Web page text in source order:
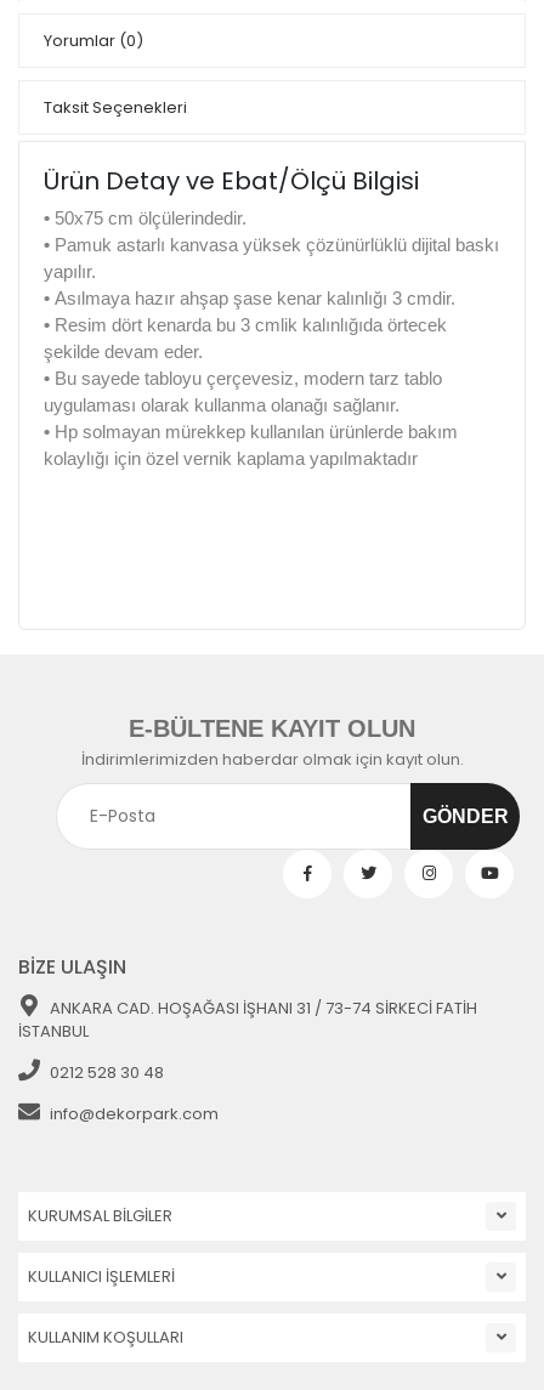
Yorumlar (0)
Taksit Seçenekleri
Ürün Detay ve Ebat/Ölçü Bilgisi
• 50x75 cm ölçülerindedir.
• Pamuk astarlı kanvasa yüksek çözünürlüklü dijital baskı
yapılır.
• Asılmaya hazır ahşap şase kenar kalınlığı 3 cmdir.
• Resim dört kenarda bu 3 cmlik kalınlığıda örtecek
şekilde devam eder.
• Bu sayede tabloyu çerçevesiz, modern tarz tablo
uygulaması olarak kullanma olanağı sağlanır.
• Hp solmayan mürekkep kullanılan ürünlerde bakım
kolaylığı için özel vernik kaplama yapılmaktadır
E-BÜLTENE KAYIT OLUN
İndirimlerimizden haberdar olmak için kayıt olun.
BİZE ULAŞIN
ANKARA CAD. HOŞAĞASI İŞHANI 31 / 73-74 SİRKECİ FATİH
İSTANBUL
0212 528 30 48
info@dekorpark.com
KURUMSAL BİLGİLER
KULLANICI İŞLEMLERİ
KULLANIM KOŞULLARI